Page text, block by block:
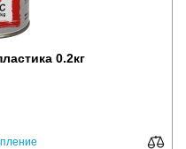
0.2кг